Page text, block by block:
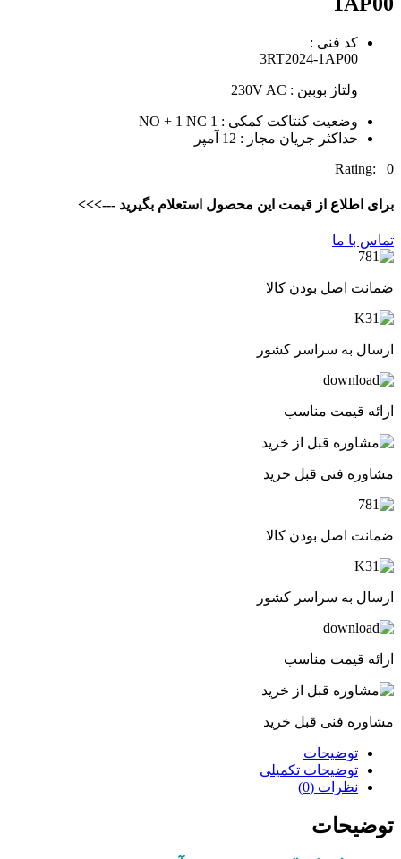
کد فنی :
3RT2024-1AP00
ولتاژ بوبین : 230V AC
وضعیت کنتاکت کمکی : 1 NO + 1 NC
حداکثر جریان مجاز : 12 آمپر
Rating: 0
برای اطلاع از قیمت این محصول استعلام بگیرید --->>>
تماس با ما
ضمانت اصل بودن کالا
ارسال به سراسر کشور
ارائه قیمت مناسب
مشاوره فنی قبل خرید
ضمانت اصل بودن کالا
ارسال به سراسر کشور
ارائه قیمت مناسب
مشاوره فنی قبل خرید
توضیحات
توضیحات تکمیلی
نظرات (0)
توضیحات